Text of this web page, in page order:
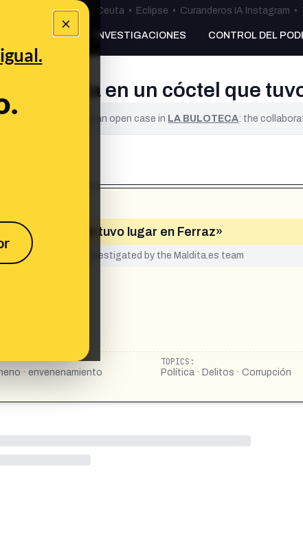
×
Ceuta•Bulos Ceuta • Eclipse • Curanderos IA Instagram •
PREBUNKING INVESTIGACIONES CONTROL DEL
en un cóctel que
been verified. It is an open case in LA BULOTECA: the
un cóctel que tuvo lugar en Ferraz»
has not yet been investigated by the Maldita.es team
· envenenamiento
TOPICS:
Política · Delitos · Corrupción